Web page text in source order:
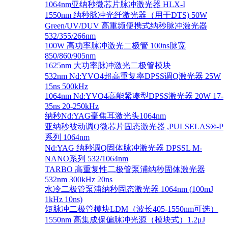
1064nm亚纳秒微芯片脉冲激光器 HLX-I
1550nm 纳秒脉冲光纤激光器（用于DTS) 50W
Green/UV/DUV 高重频便携式纳秒脉冲激光器
532/355/266nm
100W 高功率脉冲激光二极管 100ns脉宽
850/860/905nm
1625nm 大功率脉冲激光二极管模块
532nm Nd:YVO4超高重复率DPSS调Q激光器 25W
15ns 500kHz
1064nm Nd:YVO4高能紧凑型DPSS激光器 20W 17-
35ns 20-250kHz
纳秒Nd:YAG毫焦耳激光头1064nm
亚纳秒被动调Q微芯片固态激光器 ,PULSELAS®-P
系列 1064nm
Nd:YAG 纳秒调Q固体脉冲激光器 DPSSL M-
NANO系列 532/1064nm
TARBO 高重复性二极管泵浦纳秒固体激光器
532nm 300kHz 20ns
水冷二极管泵浦纳秒固态激光器 1064nm (100mJ
1kHz 10ns)
短脉冲二极管模块LDM（波长405-1550nm可选）
1550nm 高集成保偏脉冲光源（模块式）1.2μJ